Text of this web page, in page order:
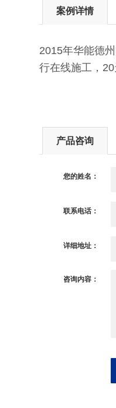
案例详情
2015年华能德
行在线施工，
产品咨询
您的姓名：
联系电话：
详细地址：
咨询内容：